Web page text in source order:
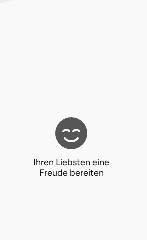
Ihren Liebsten eine
Freude bereiten